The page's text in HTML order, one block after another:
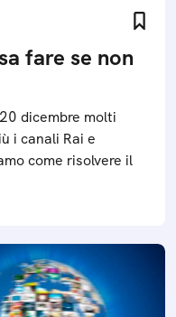
fare se non
dicembre molti
i canali Rai e
come risolvere il